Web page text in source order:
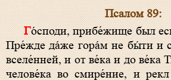
Псалом 89:
Го́споди, прибе́жище был еси́ нам в род и род.
Пре́жде да́же гора́м не бы́ти и
вселе́нней, и от ве́ка и до ве́ка
челове́ка во смире́ние, и рекл